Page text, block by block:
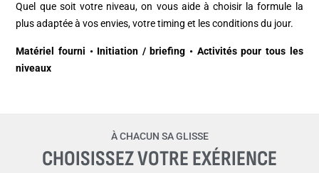
Quel que soit votre niveau, on vous aide à choisir la formule la
plus adaptée à vos envies, votre timing et les conditions du jour.
Matériel fourni • Initiation / briefing • Activités pour tous les
niveaux
À CHACUN SA GLISSE
CHOISISSEZ VOTRE EXÉRIENCE